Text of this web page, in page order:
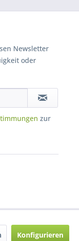
Newsletter
oder
zur
Konfigurieren